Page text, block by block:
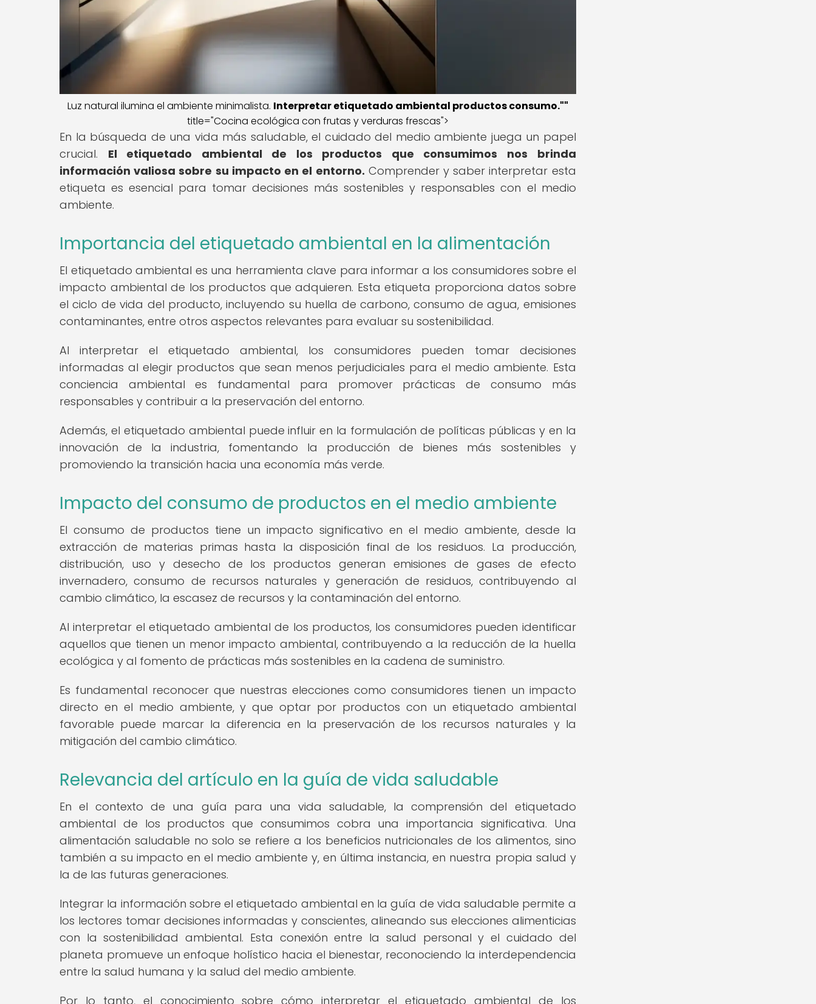
Luz natural ilumina el ambiente minimalista. Interpretar etiquetado ambiental productos consumo.""
title="Cocina ecológica con frutas y verduras frescas">
En la búsqueda de una vida más saludable, el cuidado del medio ambiente juega un papel
crucial. El etiquetado ambiental de los productos que consumimos nos brinda
información valiosa sobre su impacto en el entorno. Comprender y saber interpretar esta
etiqueta es esencial para tomar decisiones más sostenibles y responsables con el medio
ambiente.
Importancia del etiquetado ambiental en la alimentación
El etiquetado ambiental es una herramienta clave para informar a los consumidores sobre el
impacto ambiental de los productos que adquieren. Esta etiqueta proporciona datos sobre
el ciclo de vida del producto, incluyendo su huella de carbono, consumo de agua, emisiones
contaminantes, entre otros aspectos relevantes para evaluar su sostenibilidad.
Al interpretar el etiquetado ambiental, los consumidores pueden tomar decisiones
informadas al elegir productos que sean menos perjudiciales para el medio ambiente. Esta
conciencia ambiental es fundamental para promover prácticas de consumo más
responsables y contribuir a la preservación del entorno.
Además, el etiquetado ambiental puede influir en la formulación de políticas públicas y en la
innovación de la industria, fomentando la producción de bienes más sostenibles y
promoviendo la transición hacia una economía más verde.
Impacto del consumo de productos en el medio ambiente
El consumo de productos tiene un impacto significativo en el medio ambiente, desde la
extracción de materias primas hasta la disposición final de los residuos. La producción,
distribución, uso y desecho de los productos generan emisiones de gases de efecto
invernadero, consumo de recursos naturales y generación de residuos, contribuyendo al
cambio climático, la escasez de recursos y la contaminación del entorno.
Al interpretar el etiquetado ambiental de los productos, los consumidores pueden identificar
aquellos que tienen un menor impacto ambiental, contribuyendo a la reducción de la huella
ecológica y al fomento de prácticas más sostenibles en la cadena de suministro.
Es fundamental reconocer que nuestras elecciones como consumidores tienen un impacto
directo en el medio ambiente, y que optar por productos con un etiquetado ambiental
favorable puede marcar la diferencia en la preservación de los recursos naturales y la
mitigación del cambio climático.
Relevancia del artículo en la guía de vida saludable
En el contexto de una guía para una vida saludable, la comprensión del etiquetado
ambiental de los productos que consumimos cobra una importancia significativa. Una
alimentación saludable no solo se refiere a los beneficios nutricionales de los alimentos, sino
también a su impacto en el medio ambiente y, en última instancia, en nuestra propia salud y
la de las futuras generaciones.
Integrar la información sobre el etiquetado ambiental en la guía de vida saludable permite a
los lectores tomar decisiones informadas y conscientes, alineando sus elecciones alimenticias
con la sostenibilidad ambiental. Esta conexión entre la salud personal y el cuidado del
planeta promueve un enfoque holístico hacia el bienestar, reconociendo la interdependencia
entre la salud humana y la salud del medio ambiente.
Por lo tanto, el conocimiento sobre cómo interpretar el etiquetado ambiental de los